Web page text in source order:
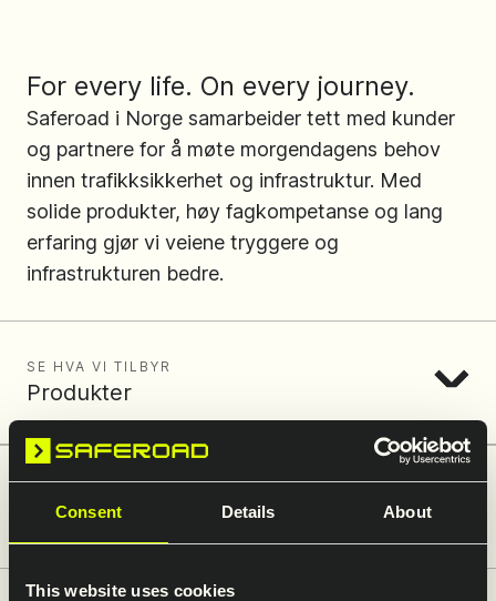
Consent Details About
This website uses cookies
For every life. On every journey.
Saferoad i Norge samarbeider tett med kunder
og partnere for å møte morgendagens behov
innen trafikksikkerhet og infrastruktur. Med
solide produkter, høy fagkompetanse og lang
erfaring gjør vi veiene tryggere og
infrastrukturen bedre.
SE HVA VI TILBYR
Produkter
Tjenester